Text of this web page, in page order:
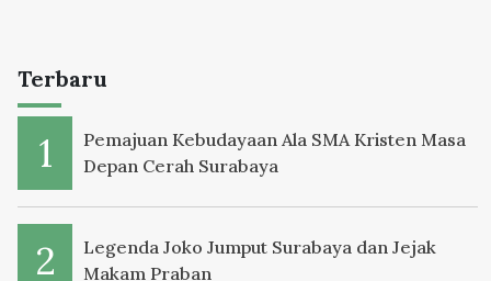
Terbaru
Pemajuan Kebudayaan Ala SMA Kristen Masa
Depan Cerah Surabaya
Legenda Joko Jumput Surabaya dan Jejak
Makam Praban